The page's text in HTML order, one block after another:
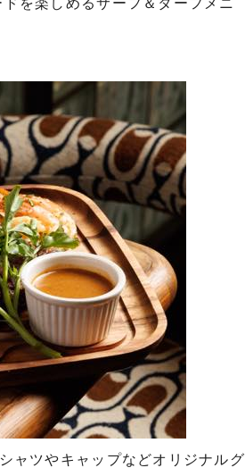
を楽しめるサーフ＆ターフメニ
ャツやキャップなどオリジナルグ